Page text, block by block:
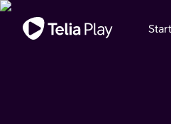
Viktigt meddelande
Start